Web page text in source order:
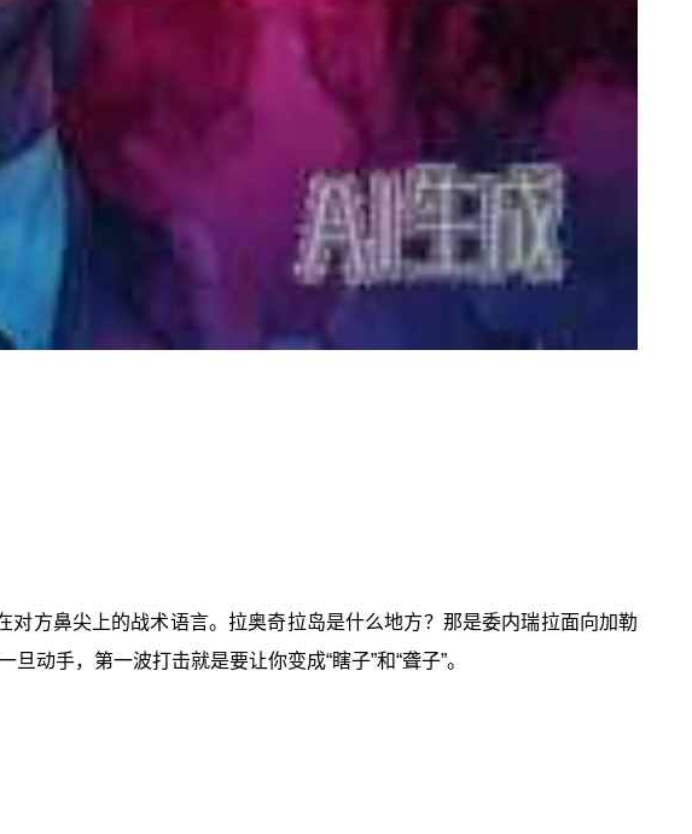
方鼻尖上的战术语言。拉奥奇拉岛是什么地方？那是委内瑞拉面向加勒
动手，第一波打击就是要让你变成“瞎子”和“聋子”。